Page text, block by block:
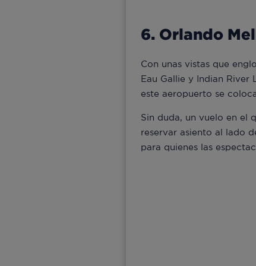
6. Orlando
Con unas vistas que
Eau Gallie y Indian River
este aeropuerto se
Sin duda, un vuelo en el
reservar asiento al lado
para quienes las